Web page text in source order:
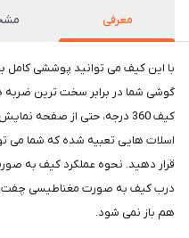
معرفی
با این کیف می توانید پوششی کامل
گوشی شما در برابر سخت ترین ضربه
کیف 360 درجه، حتی از
اسلات هایی تعبیه شده که شما می
قرار دهید. نحوه عملکرد کیف به
درب کیف به صورت مغناطیسی چفت
هم باز نمی شود.